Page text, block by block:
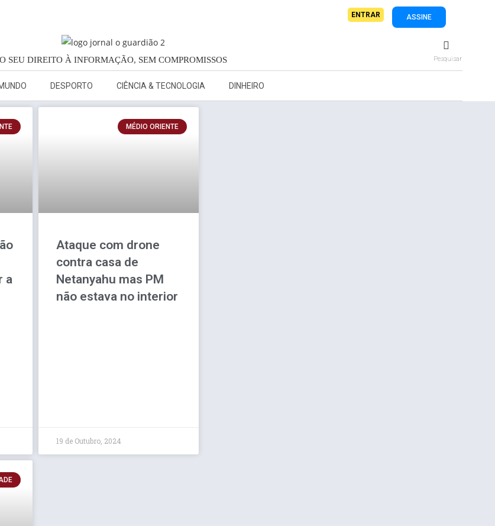
ENTRAR ASSINE
O SEU DIREITO À INFORMAÇÃO, SEM COMPROMISSOS Pesquisar
DESPORTO CIÊNCIA & TECNOLOGIA DINHEIRO
a
MÉDIO ORIENTE
Ataque com drone
contra casa de
Netanyahu mas PM
não estava no interior
19 de Outubro, 2024